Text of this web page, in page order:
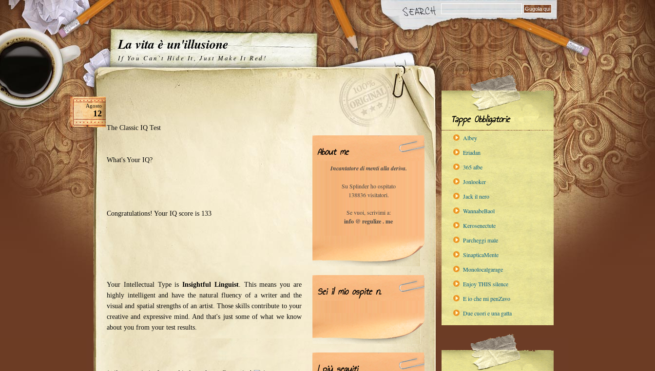
La vita è un'illusione
If You Can't Hide It, Just Make It Red!
Agosto
12
The Classic IQ Test
What's Your IQ?
Congratulations! Your IQ score is 133
Your Intellectual Type isInsightful Linguist. This means you are
highly intelligent and have the natural fluency of a writer and the
visual and spatial strengths of an artist. Those skills contribute to your
creative and expressive mind. And that's just some of what we know
about you from your test results.
Tappe Obbligatorie
Albey
Eriadan
365 albe
Jonlooker
Jack il nero
WannabeBaol
Kerosenectute
Parcheggi male
SinapticaMente
Monolocalgarage
Enjoy THIS silence
E io che mi penZavo
Due cuori e una gatta
About me
Incantatore di menti alla deriva.
Su Splinder ho ospitato
138836 visitatori.
Se vuoi, scrivimi a:
info @ regulize . me
Sei il mio ospite n.